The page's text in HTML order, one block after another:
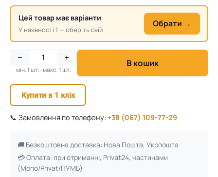
Цей товар має варіанти
У наявності 1 — оберіть свій
Обрати →
− +
мін. 1 шт. · макс. 1 шт.
В кошик
Купити в 1 клік
📞 Замовлення по телефону: +38 (067) 109-77-29
🚚 Безкоштовна доставка: Нова Пошта, Укрпошта
💳 Оплата: при отриманні, Privat24, частинами
(Mono/Privat/ПУМБ)